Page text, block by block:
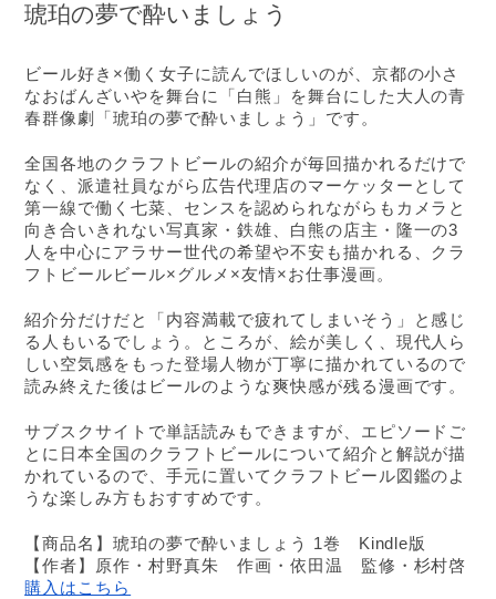
琥珀の夢で酔いましょう
ビール好き×働く女子に読んでほしいのが、京都の小さ
なおばんざいやを舞台に「白熊」を舞台にした大人の青
春群像劇「琥珀の夢で酔いましょう」です。
全国各地のクラフトビールの紹介が毎回描かれるだけで
なく、派遣社員ながら広告代理店のマーケッターとして
第一線で働く七菜、センスを認められながらもカメラと
向き合いきれない写真家・鉄雄、白熊の店主・隆一の3
人を中心にアラサー世代の希望や不安も描かれる、クラ
フトビールビール×グルメ×友情×お仕事漫画。
紹介分だけだと「内容満載で疲れてしまいそう」と感じ
る人もいるでしょう。ところが、絵が美しく、現代人ら
しい空気感をもった登場人物が丁寧に描かれているので
読み終えた後はビールのような爽快感が残る漫画です。
サブスクサイトで単話読みもできますが、エピソードご
とに日本全国のクラフトビールについて紹介と解説が描
かれているので、手元に置いてクラフトビール図鑑のよ
うな楽しみ方もおすすめです。
【商品名】琥珀の夢で酔いましょう 1巻　Kindle版
【作者】原作・村野真朱　作画・依田温　監修・杉村啓
購入はこちら